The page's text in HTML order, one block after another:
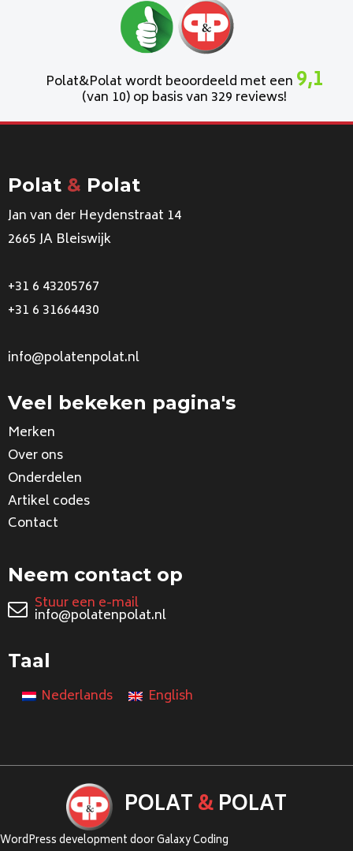
Polat&Polat wordt beoordeeld met een 9,1
(van 10) op basis van 329 reviews!
Polat & Polat
Jan van der Heydenstraat 14
2665 JA Bleiswijk
+31 6 43205767
+31 6 31664430
info@polatenpolat.nl
Veel bekeken pagina's
Merken
Over ons
Onderdelen
Artikel codes
Contact
Neem contact op
Stuur een e-mail
info@polatenpolat.nl
Taal
Nederlands English
POLAT&POLAT
WordPress development door Galaxy Coding